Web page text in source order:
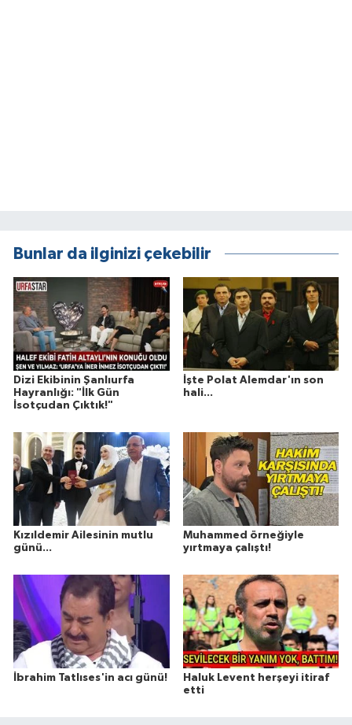
Bunlar da ilginizi çekebilir
Dizi Ekibinin Şanlıurfa
Hayranlığı: "İlk Gün
İsotçudan Çıktık!"
İşte Polat Alemdar'ın son
hali...
Kızıldemir Ailesinin mutlu
günü...
Muhammed örneğiyle
yırtmaya çalıştı!
İbrahim Tatlıses'in acı günü!
Haluk Levent herşeyi itiraf
etti